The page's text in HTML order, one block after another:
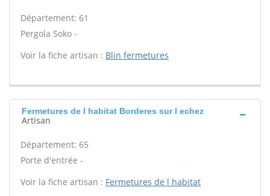
Département: 61
Pergola Soko -
Voir la fiche artisan : Blin fermetures
Fermetures de l habitat Borderes sur l echez
Artisan
Département: 65
Porte d'entrée -
Voir la fiche artisan : Fermetures de l habitat